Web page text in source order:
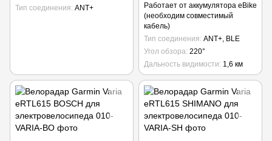
Тип соединения ANT+
Работает от аккумулятора eBike
(необходим совместимый
кабель)
Тип соединения ANT+, BLE
Угол обзора 220°
Дальность видимости 1,6 км